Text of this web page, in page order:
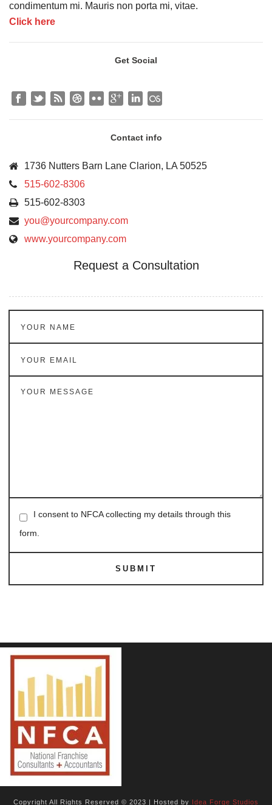
condimentum mi. Mauris non porta mi, vitae.
Click here
Get Social
Contact info
1736 Nutters Barn Lane Clarion, LA 50525
515-602-8306
515-602-8303
you@yourcompany.com
www.yourcompany.com
Request a Consultation
I consent to NFCA collecting my details through this
form.
SUBMIT
Copyright All Rights Reserved © 2023 | Hosted by Idea Forge Studios